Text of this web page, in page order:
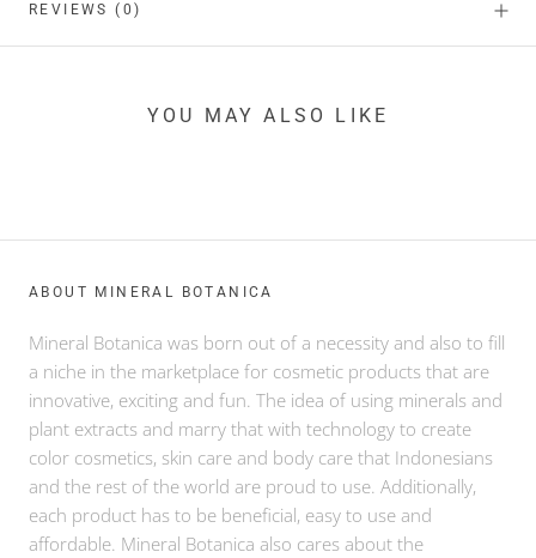
REVIEWS(0)
YOU MAY ALSO LIKE
ABOUT MINERAL BOTANICA
Mineral Botanica was born out of a necessity and also to fill
a niche in the marketplace for cosmetic products that are
innovative, exciting and fun. The idea of using minerals and
plant extracts and marry that with technology to create
color cosmetics, skin care and body care that Indonesians
and the rest of the world are proud to use. Additionally,
each product has to be beneficial, easy to use and
affordable. Mineral Botanica also cares about the